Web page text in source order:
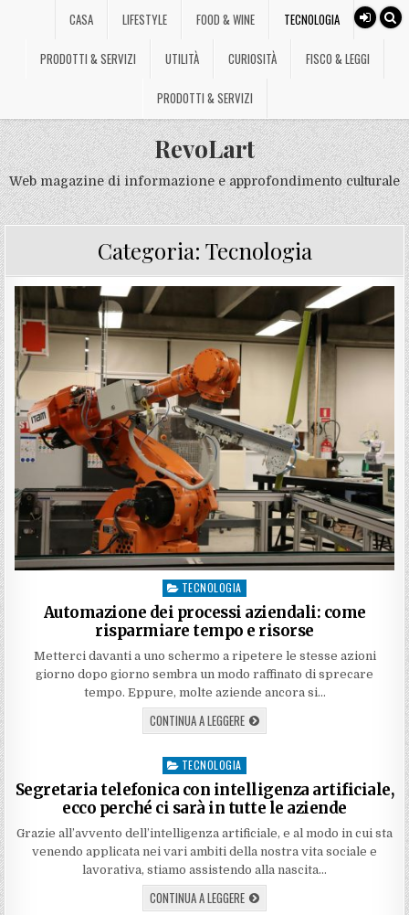
CASA LIFESTYLE FOOD & WINE TECNOLOGIA
PRODOTTI & SERVIZI UTILITÀ CURIOSITÀ FISCO & LEGGI
PRODOTTI & SERVIZI
RevoLart
Web magazine di informazione e approfondimento culturale
Categoria: Tecnologia
Posted
in
TECNOLOGIA
Automazione dei processi aziendali: come
risparmiare tempo e risorse
Metterci davanti a uno schermo a ripetere le stesse azioni
giorno dopo giorno sembra un modo raffinato di sprecare
tempo. Eppure, molte aziende ancora si…
CONTINUA A LEGGERE
Posted
in
TECNOLOGIA
Segretaria telefonica con intelligenza artificiale,
ecco perché ci sarà in tutte le aziende
Grazie all’avvento dell’intelligenza artificiale, e al modo in cui sta
venendo applicata nei vari ambiti della nostra vita sociale e
lavorativa, stiamo assistendo alla nascita…
CONTINUA A LEGGERE